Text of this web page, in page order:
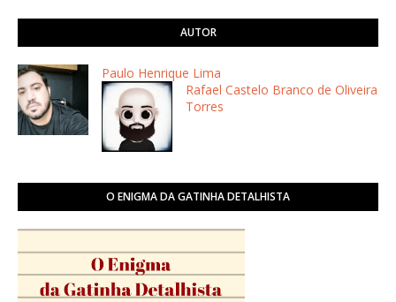
AUTOR
Paulo Henrique Lima
Rafael Castelo Branco de Oliveira
Torres
O ENIGMA DA GATINHA DETALHISTA